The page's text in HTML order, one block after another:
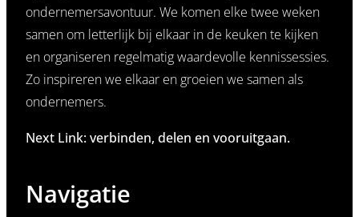
ondernemersavontuur. We komen elke twee weken
samen om letterlijk bij elkaar in de keuken te kijken
en organiseren regelmatig waardevolle kennissessies.
Zo inspireren we elkaar en groeien we samen als
ondernemers.
Next Link: verbinden, delen en vooruitgaan.
Navigatie